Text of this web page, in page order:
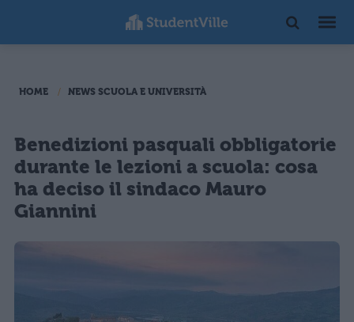
HOME NEWS SCUOLA E UNIVERSITÀ
Benedizioni pasquali obbligatorie
durante le lezioni a scuola: cosa
ha deciso il sindaco Mauro
Giannini